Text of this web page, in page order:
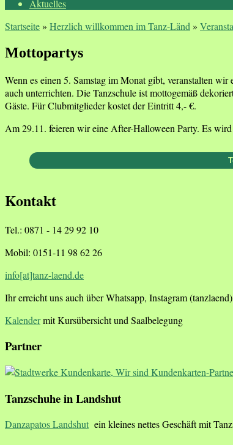
Aktuelles
Startseite» Herzlich willkommen im Tanz-Länd »
Mottopartys
Wenn es einen 5. Samstag im Monat gibt, veranstalten
auch unterrichten. Die Tanzschule ist mottogemäß
Gäste. Für Clubmitglieder kostet der Eintritt 4,- €.
Am 29.11. feieren wir eine After-Halloween Party. Es
Kontakt
Tel.: 0871 - 14 29 92 10
Mobil: 0151-11 98 62 26
info[at]tanz-laend.de
Ihr erreicht uns auch über Whatsapp, Instagram
Kalendermit Kursübersicht und Saalbelegung
Partner
Tanzschuhe in Landshut
Danzapatos Landshut ein kleines nettes Geschäft mit